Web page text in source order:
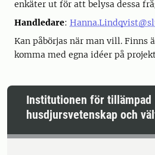
enkäter ut för att belysa dessa
Handledare:
Kan påbörjas när man vill. Finns
komma med egna idéer på
Institutionen för tillämpad
husdjursvetenskap och